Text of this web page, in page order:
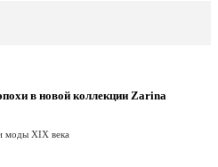
в новой коллекции Zarina
моды XIX века